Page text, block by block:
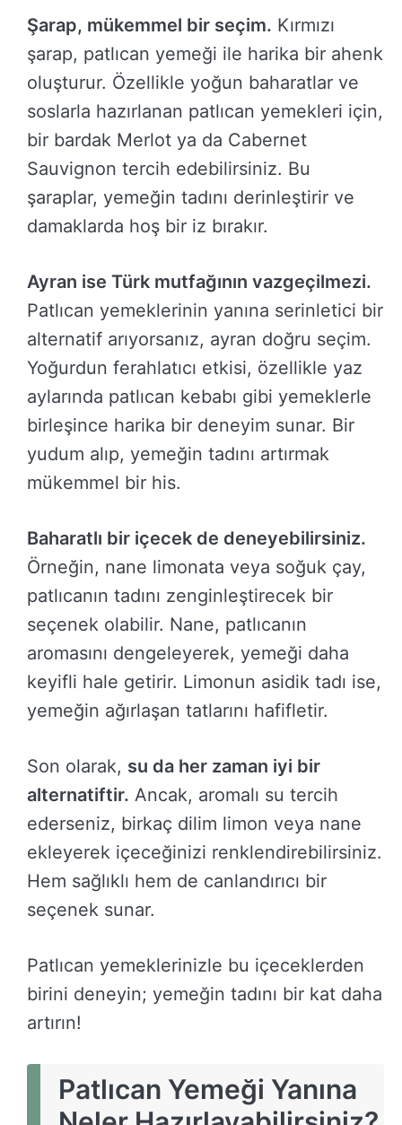
Şarap, mükemmel bir seçim. Kırmızı
şarap, patlıcan yemeği ile harika bir ahenk
oluşturur. Özellikle yoğun baharatlar ve
soslarla hazırlanan patlıcan yemekleri için,
bir bardak Merlot ya da Cabernet
Sauvignon tercih edebilirsiniz. Bu
şaraplar, yemeğin tadını derinleştirir ve
damaklarda hoş bir iz bırakır.
Ayran ise Türk mutfağının vazgeçilmezi.
Patlıcan yemeklerinin yanına serinletici bir
alternatif arıyorsanız, ayran doğru seçim.
Yoğurdun ferahlatıcı etkisi, özellikle yaz
aylarında patlıcan kebabı gibi yemeklerle
birleşince harika bir deneyim sunar. Bir
yudum alıp, yemeğin tadını artırmak
mükemmel bir his.
Baharatlı bir içecek de deneyebilirsiniz.
Örneğin, nane limonata veya soğuk çay,
patlıcanın tadını zenginleştirecek bir
seçenek olabilir. Nane, patlıcanın
aromasını dengeleyerek, yemeği daha
keyifli hale getirir. Limonun asidik tadı ise,
yemeğin ağırlaşan tatlarını hafifletir.
Son olarak, su da her zaman iyi bir
alternatiftir. Ancak, aromalı su tercih
ederseniz, birkaç dilim limon veya nane
ekleyerek içeceğinizi renklendirebilirsiniz.
Hem sağlıklı hem de canlandırıcı bir
seçenek sunar.
Patlıcan yemeklerinizle bu içeceklerden
birini deneyin; yemeğin tadını bir kat daha
artırın!
Patlıcan Yemeği Yanına